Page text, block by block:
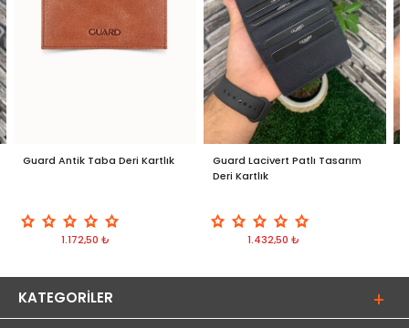
Guard Antik Taba Deri Kartlık
1.172,50 ₺
Guard Lacivert Patlı Tasarım
Deri Kartlık
1.432,50 ₺
KATEGORILER